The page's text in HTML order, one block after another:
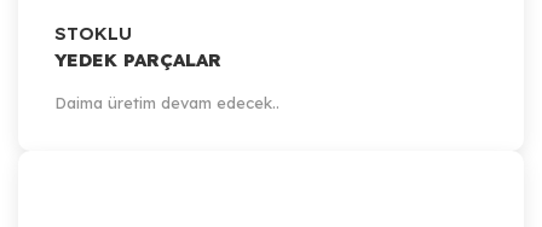
STOKLU
YEDEK PARÇALAR
Daima üretim devam edecek..